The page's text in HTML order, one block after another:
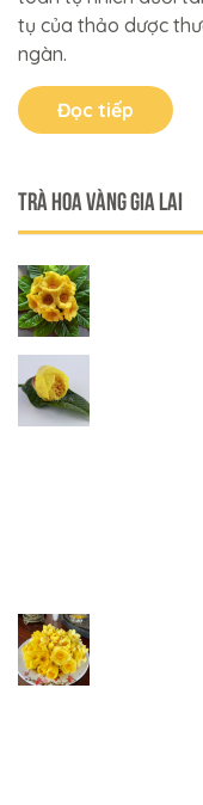
tụ của thảo dược
ngàn.
Đọc tiếp
Trà Hoa Vàng Gia Lai